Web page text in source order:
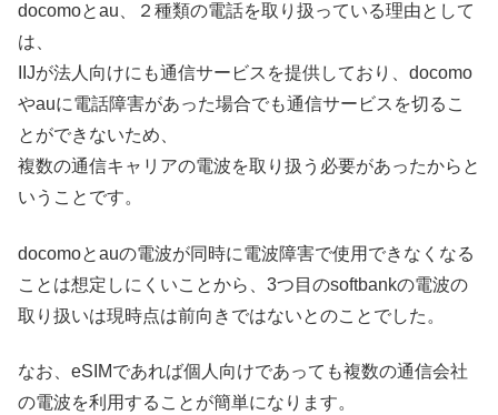
docomoとau、２種類の電話を取り扱っている理由として
は、
IIJが法人向けにも通信サービスを提供しており、docomo
やauに電話障害があった場合でも通信サービスを切るこ
とができないため、
複数の通信キャリアの電波を取り扱う必要があったからと
いうことです。
docomoとauの電波が同時に電波障害で使用できなくなる
ことは想定しにくいことから、3つ目のsoftbankの電波の
取り扱いは現時点は前向きではないとのことでした。
なお、eSIMであれば個人向けであっても複数の通信会社
の電波を利用することが簡単になります。